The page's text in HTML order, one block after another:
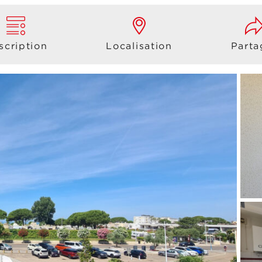
Localisation